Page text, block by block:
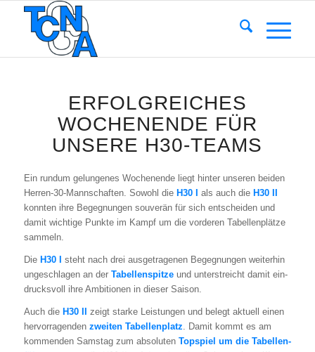
ERFOLGREICHES
WOCHENENDE FÜR
UNSERE H30-TEAMS
Ein rund­um gelun­ge­nes Wochen­en­de liegt hin­ter unse­ren bei­den
Her­ren-30-Mann­schaf­ten. Sowohl die H30 I als auch die H30 II
konn­ten ihre Begeg­nun­gen sou­ve­rän für sich ent­schei­den und
damit wich­ti­ge Punk­te im Kampf um die vor­de­ren Tabel­len­plät­ze
sam­meln.
Die H30 I
steht nach drei aus­ge­tra­ge­nen Begeg­nun­gen wei­ter­hin
unge­schla­gen an der Tabel­len­spit­zeund unter­streicht damit ein­
drucks­voll ihre Ambi­tio­nen in die­ser Sai­son.
Auch die H30 II
zeigt star­ke Leis­tun­gen und belegt aktu­ell einen
her­vor­ra­gen­den zwei­ten Tabel­len­platz. Damit kommt es am
kom­men­den Sams­tag zum abso­lu­ten Top­spiel um die Tabel­len­